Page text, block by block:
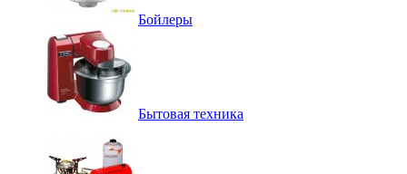
Бойлеры
Бытовая техника